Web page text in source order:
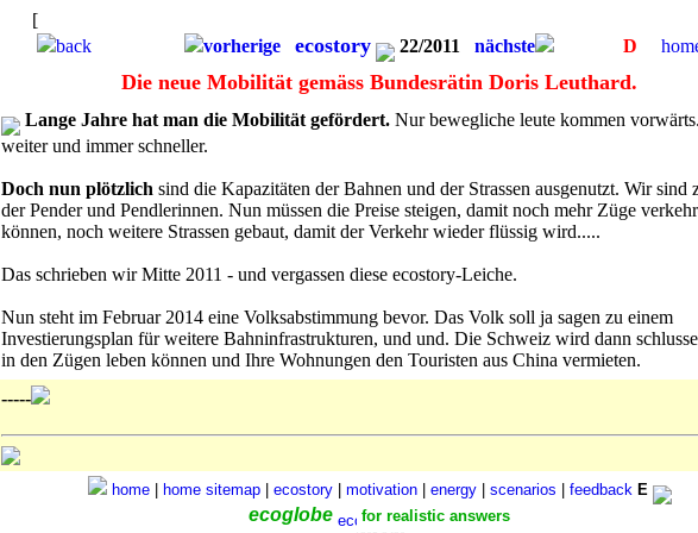
[
back
vorherige ecostory 22/2011 nächste D
Die neue Mobilität gemäss Bundesrätin Doris Leuthard.
Lange Jahre hat man die Mobilität gefördert. Nur bewegliche leute kommen
weiter und immer schneller.
Doch nun plötzlich sind die Kapazitäten der Bahnen und der Strassen ausgenutzt. Wir sind
der Pender und Pendlerinnen. Nun müssen die Preise steigen, damit noch mehr Züge
können, noch weitere Strassen gebaut, damit der Verkehr wieder flüssig wird.....
Das schrieben wir Mitte 2011 - und vergassen diese ecostory-Leiche.
Nun steht im Februar 2014 eine Volksabstimmung bevor. Das Volk soll ja sagen zu einem
Investierungsplan für weitere Bahninfrastrukturen, und und. Die Schweiz wird dann
in den Zügen leben können und Ihre Wohnungen den Touristen aus China vermieten.
-----
home| home sitemap| ecostory| motivation| energy| scenarios feedback E
ecoglobe for realistic answers